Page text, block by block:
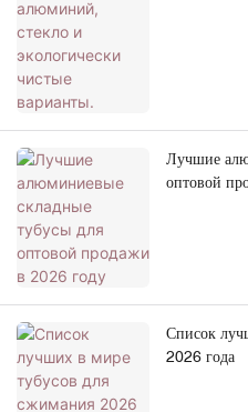
Лучшие
оптовой
Список
2026 года